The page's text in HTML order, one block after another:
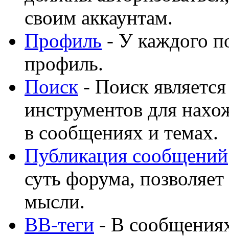
своим аккаунтам.
Профиль - У каждого
профиль.
Поиск - Поиск
инструментов для
в сообщениях и темах.
Публикация сообщений
суть форума,
мысли.
BB-теги - В